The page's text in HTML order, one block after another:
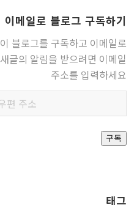
이메일로 블로그 구독하기
이 블로그를 구독하고 이메일로
새글의 알림을 받으려면 이메일
주소를 입력하세요
우편
주소
구독
태그